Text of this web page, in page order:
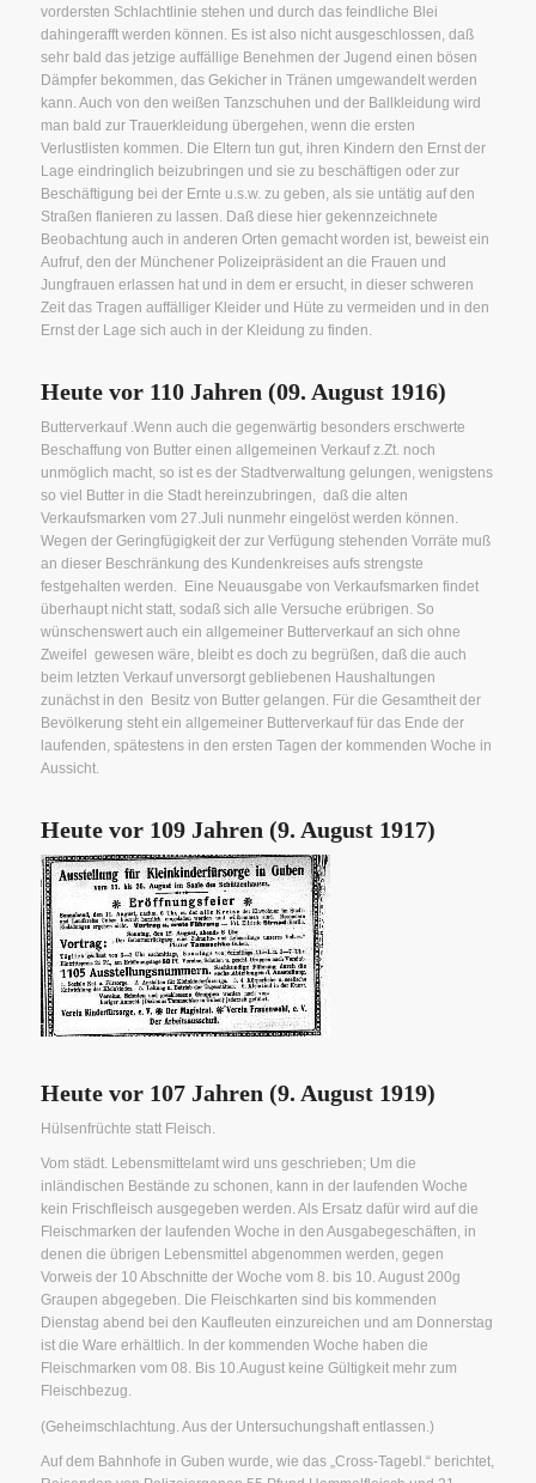
vordersten Schlachtlinie stehen und durch das feindliche Blei
dahingerafft werden können. Es ist also nicht ausgeschlossen, daß
sehr bald das jetzige auffällige Benehmen der Jugend einen bösen
Dämpfer bekommen, das Gekicher in Tränen umgewandelt werden
kann. Auch von den weißen Tanzschuhen und der Ballkleidung wird
man bald zur Trauerkleidung übergehen, wenn die ersten
Verlustlisten kommen. Die Eltern tun gut, ihren Kindern den Ernst der
Lage eindringlich beizubringen und sie zu beschäftigen oder zur
Beschäftigung bei der Ernte u.s.w. zu geben, als sie untätig auf den
Straßen flanieren zu lassen. Daß diese hier gekennzeichnete
Beobachtung auch in anderen Orten gemacht worden ist, beweist ein
Aufruf, den der Münchener Polizeipräsident an die Frauen und
Jungfrauen erlassen hat und in dem er ersucht, in dieser schweren
Zeit das Tragen auffälliger Kleider und Hüte zu vermeiden und in den
Ernst der Lage sich auch in der Kleidung zu finden.
Heute vor 110 Jahren (09. August 1916)
Butterverkauf .Wenn auch die gegenwärtig besonders erschwerte
Beschaffung von Butter einen allgemeinen Verkauf z.Zt. noch
unmöglich macht, so ist es der Stadtverwaltung gelungen, wenigstens
so viel Butter in die Stadt hereinzubringen, daß die alten
Verkaufsmarken vom 27.Juli nunmehr eingelöst werden können.
Wegen der Geringfügigkeit der zur Verfügung stehenden Vorräte muß
an dieser Beschränkung des Kundenkreises aufs strengste
festgehalten werden. Eine Neuausgabe von Verkaufsmarken findet
überhaupt nicht statt, sodaß sich alle Versuche erübrigen. So
wünschenswert auch ein allgemeiner Butterverkauf an sich ohne
Zweifel gewesen wäre, bleibt es doch zu begrüßen, daß die auch
beim letzten Verkauf unversorgt gebliebenen Haushaltungen
zunächst in den Besitz von Butter gelangen. Für die Gesamtheit der
Bevölkerung steht ein allgemeiner Butterverkauf für das Ende der
laufenden, spätestens in den ersten Tagen der kommenden Woche in
Aussicht.
Heute vor 109 Jahren (9. August 1917)
Heute vor 107 Jahren (9. August 1919)
Hülsenfrüchte statt Fleisch.
Vom städt. Lebensmittelamt wird uns geschrieben; Um die
inländischen Bestände zu schonen, kann in der laufenden Woche
kein Frischfleisch ausgegeben werden. Als Ersatz dafür wird auf die
Fleischmarken der laufenden Woche in den Ausgabegeschäften, in
denen die übrigen Lebensmittel abgenommen werden, gegen
Vorweis der 10 Abschnitte der Woche vom 8. bis 10. August 200g
Graupen abgegeben. Die Fleischkarten sind bis kommenden
Dienstag abend bei den Kaufleuten einzureichen und am Donnerstag
ist die Ware erhältlich. In der kommenden Woche haben die
Fleischmarken vom 08. Bis 10.August keine Gültigkeit mehr zum
Fleischbezug.
(Geheimschlachtung. Aus der Untersuchungshaft entlassen.)
Auf dem Bahnhofe in Guben wurde, wie das „Cross-Tagebl.“ berichtet,